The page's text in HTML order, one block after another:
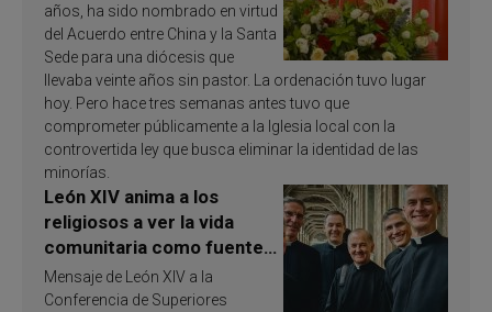
años, ha sido nombrado en virtud
del Acuerdo entre China y la Santa
Sede para una diócesis que
llevaba veinte años sin pastor. La ordenación tuvo lugar
hoy. Pero hace tres semanas antes tuvo que
comprometer públicamente a la Iglesia local con la
controvertida ley que busca eliminar la identidad de las
minorías.
León XIV anima a los
religiosos a ver la vida
comunitaria como fuente
de inspiración y
santificación
Mensaje de León XIV a la
Conferencia de Superiores